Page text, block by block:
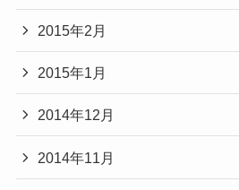
2015年2月
2015年1月
2014年12月
2014年11月